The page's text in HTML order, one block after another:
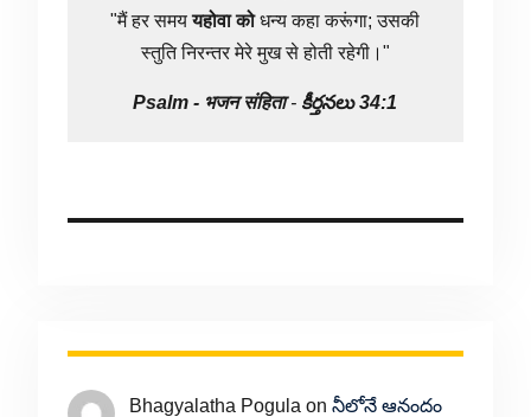
"मैं हर समययहोवा कोधन्य कहा करूंगा; उसकी
स्तुति निरन्तर मेरे मुख से होती रहेगी।"
Psalm - भजन संहिता- కీర్తనలు 34:1
Bhagyalatha Pogula on నీలోనే ఆనందం